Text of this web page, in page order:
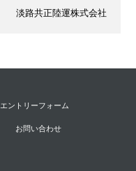
淡路共正陸運株式会社
エントリーフォーム
お問い合わせ